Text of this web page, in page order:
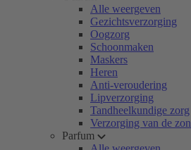
Alle weergeven
Gezichtsverzorging
Oogzorg
Schoonmaken
Maskers
Heren
Anti-veroudering
Lipverzorging
Tandheelkundige zorg
Verzorging van de zon
Parfum